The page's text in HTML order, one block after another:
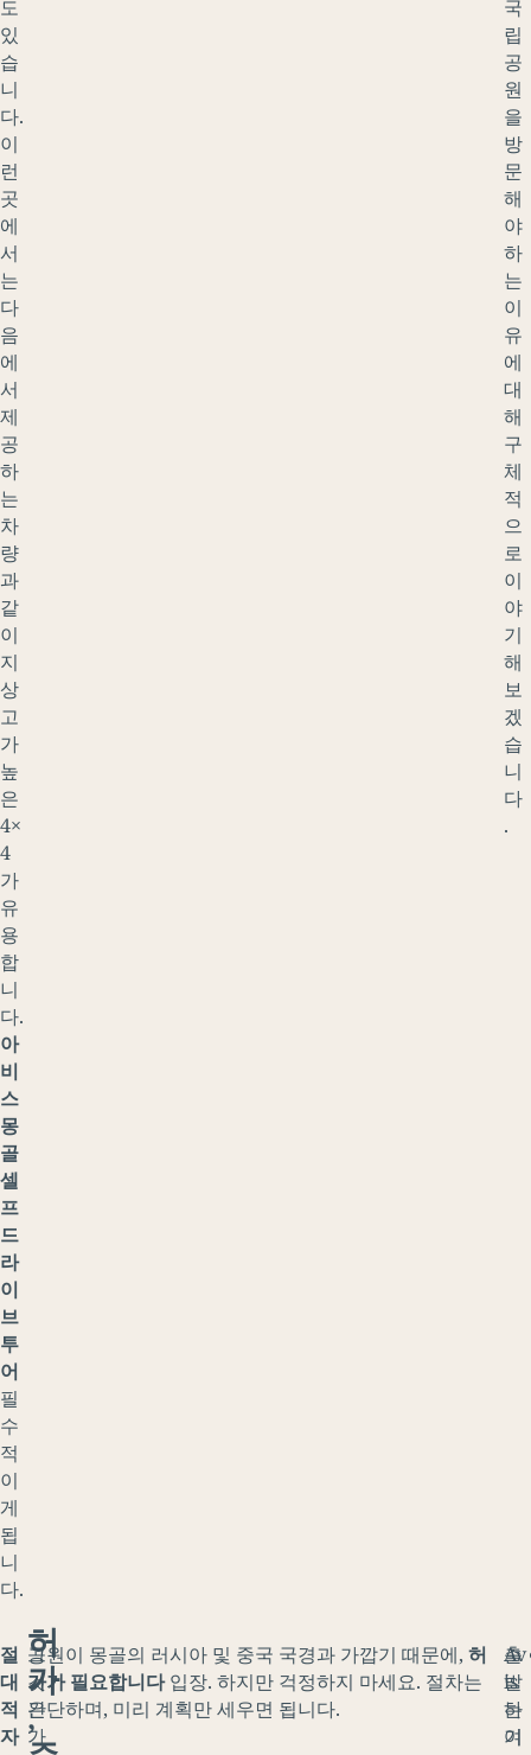
도
있
습
니
다.
이
런
곳
에
서
는
다
음
에
서
제
공
하
는
차
량
과
같
이
지
상
고
가
높
은
4×
4
가
유
용
합
니
다.
아
비
스
몽
골
셀
프
드
라
이
브
투
어
필
수
적
이
게
됩
니
다.
국
립
공
원
을
방
문
해
야
하
는
이
유
에
대
해
구
체
적
으
로
이
야
기
해
보
겠
습
니
다
.
절
대
적
자
그
것
은
가
허
가
,
공원이 몽골의 러시아 및 중국 국경과 가깝기 때문에,허
가가 필요합니다입장. 하지만 걱정하지 마세요. 절차는
간단하며, 미리 계획만 세우면 됩니다.
출
발
하
기
Av
is
는
여